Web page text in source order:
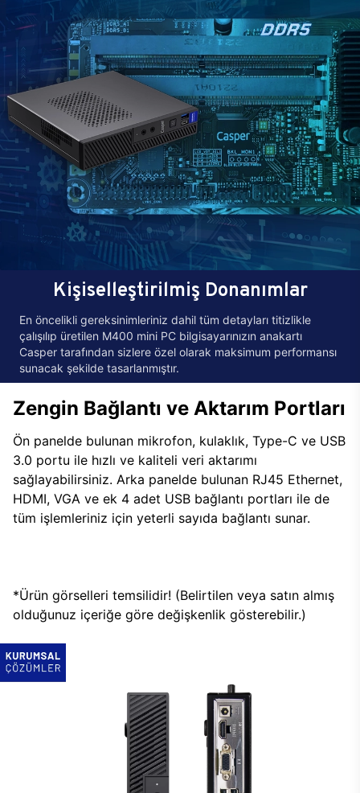
Kişiselleştirilmiş Donanımlar
En öncelikli gereksinimleriniz dahil tüm detayları titizlikle
çalışılıp üretilen M400 mini PC bilgisayarınızın anakartı
Casper tarafından sizlere özel olarak maksimum performansı
sunacak şekilde tasarlanmıştır.
Zengin Bağlantı ve Aktarım Portları
Ön panelde bulunan mikrofon, kulaklık, Type-C ve USB
3.0 portu ile hızlı ve kaliteli veri aktarımı
sağlayabilirsiniz. Arka panelde bulunan RJ45 Ethernet,
HDMI, VGA ve ek 4 adet USB bağlantı portları ile de
tüm işlemleriniz için yeterli sayıda bağlantı sunar.
*Ürün görselleri temsilidir! (Belirtilen veya satın almış
olduğunuz içeriğe göre değişkenlik gösterebilir.)